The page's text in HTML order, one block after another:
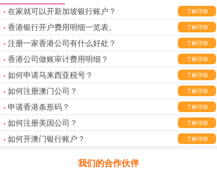
在家就可以开新加坡银行账户？
了解详细
香港银行开户费用明细一览表。 了解详细
注册一家香港公司有什么好处？ 了解详细
香港公司做账审计费用明细？ 了解详细
如何申请马来西亚税号？ 了解详细
如何注册澳门公司？ 了解详细
申请香港条形码？ 了解详细
如何注册美国公司？ 了解详细
如何开澳门银行账户？ 了解详细
我们的合作伙伴